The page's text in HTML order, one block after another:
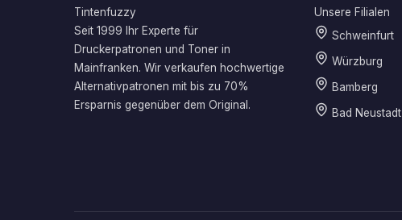
Tintenfuzzy
Seit 1999 Ihr Experte für
Druckerpatronen und Toner in
Mainfranken. Wir verkaufen hochwertige
Alternativpatronen mit bis zu 70%
Ersparnis gegenüber dem Original.
Unsere Filialen
Schweinfurt
Würzburg
Bamberg
Bad Neustadt